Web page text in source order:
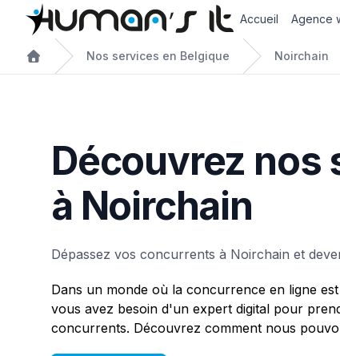
Accueil Agence
Nos services en Belgique Noirchain
Découvrez nos
à Noirchain
Dépassez vos concurrents à Noirchain et
Dans un monde où la concurrence en ligne
vous avez besoin d'un expert digital pour
concurrents. Découvrez comment nous